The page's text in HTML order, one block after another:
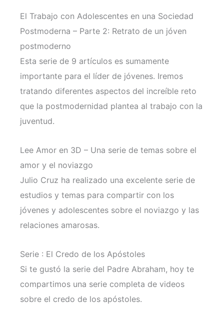
El Trabajo con Adolescentes en una Sociedad
Postmoderna – Parte 2: Retrato de un jóven
postmoderno
Esta serie de 9 artículos es sumamente
importante para el líder de jóvenes. Iremos
tratando diferentes aspectos del increíble reto
que la postmodernidad plantea al trabajo con la
juventud.
Lee Amor en 3D – Una serie de temas sobre el
amor y el noviazgo
Julio Cruz ha realizado una excelente serie de
estudios y temas para compartir con los
jóvenes y adolescentes sobre el noviazgo y las
relaciones amarosas.
Serie : El Credo de los Apóstoles
Si te gustó la serie del Padre Abraham, hoy te
compartimos una serie completa de videos
sobre el credo de los apóstoles.